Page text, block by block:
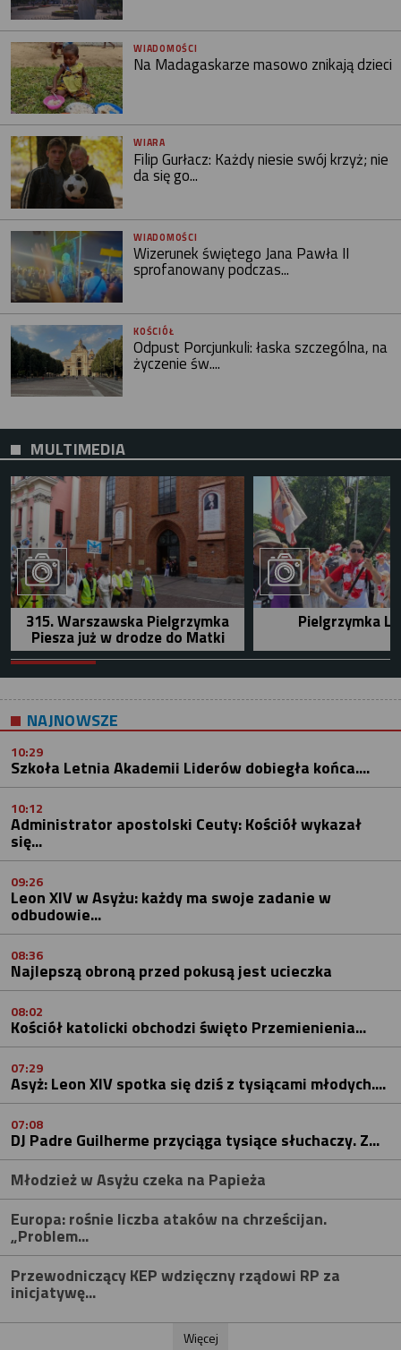
WIADOMOŚCI
Na Madagaskarze masowo znikają dzieci
WIARA
Filip Gurłacz: Każdy niesie swój krzyż; nie
da się go...
WIADOMOŚCI
Wizerunek świętego Jana Pawła II
sprofanowany podczas...
KOŚCIÓŁ
Odpust Porcjunkuli: łaska szczególna, na
życzenie św....
MULTIMEDIA
315. Warszawska Pielgrzymka
Piesza już w drodze do Matki
Pielgrzymka
NAJNOWSZE
10:29
Szkoła Letnia Akademii Liderów dobiegła końca....
10:12
Administrator apostolski Ceuty: Kościół wykazał
się...
09:26
Leon XIV w Asyżu: każdy ma swoje zadanie w
odbudowie...
08:36
Najlepszą obroną przed pokusą jest ucieczka
08:02
Kościół katolicki obchodzi święto Przemienienia...
07:29
Asyż: Leon XIV spotka się dziś z tysiącami młodych....
07:08
DJ Padre Guilherme przyciąga tysiące słuchaczy. Z...
Młodzież w Asyżu czeka na Papieża
Europa: rośnie liczba ataków na chrześcijan.
„Problem...
Przewodniczący KEP wdzięczny rządowi RP za
inicjatywę...
Więcej